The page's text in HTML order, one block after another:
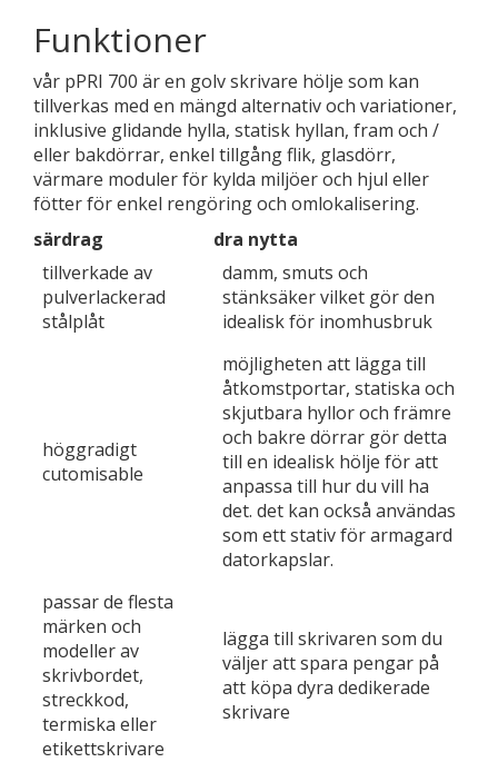
Funktioner
vår pPRI 700 är en golv skrivare hölje som kan
tillverkas med en mängd alternativ och variationer,
inklusive glidande hylla, statisk hyllan, fram och /
eller bakdörrar, enkel tillgång flik, glasdörr,
värmare moduler för kylda miljöer och hjul eller
fötter för enkel rengöring och omlokalisering.
särdrag
dra nytta
tillverkade av
pulverlackerad
stålplåt
damm, smuts och
stänksäker vilket gör den
idealisk för inomhusbruk
höggradigt
cutomisable
möjligheten att lägga till
åtkomstportar, statiska och
skjutbara hyllor och främre
och bakre dörrar gör detta
till en idealisk hölje för att
anpassa till hur du vill ha
det. det kan också användas
som ett stativ för armagard
datorkapslar.
passar de flesta
märken och
modeller av
skrivbordet,
streckkod,
termiska eller
etikettskrivare
lägga till skrivaren som du
väljer att spara pengar på
att köpa dyra dedikerade
skrivare